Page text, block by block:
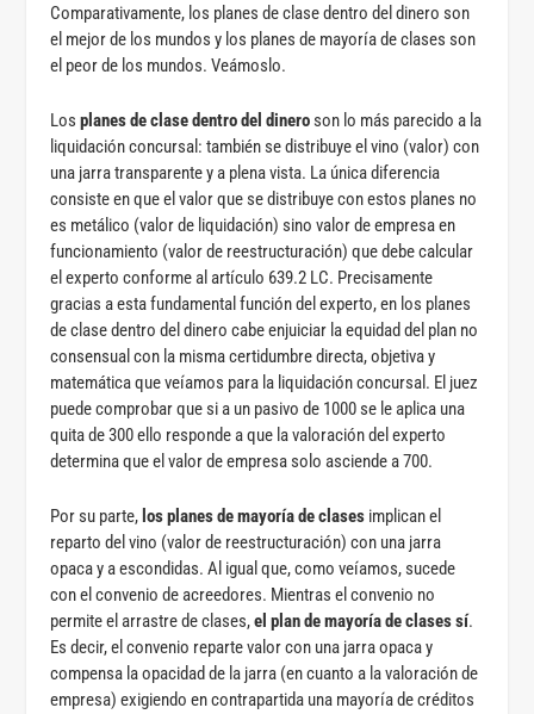
Comparativamente, los planes de clase dentro del dinero son
el mejor de los mundos y los planes de mayoría de clases son
el peor de los mundos. Veámoslo.
Losplanes de clase dentro del dineroson lo más parecido a la
liquidación concursal: también se distribuye el vino (valor) con
una jarra transparente y a plena vista. La única diferencia
consiste en que el valor que se distribuye con estos planes no
es metálico (valor de liquidación) sino valor de empresa en
funcionamiento (valor de reestructuración) que debe calcular
el experto conforme al artículo 639.2 LC. Precisamente
gracias a esta fundamental función del experto, en los planes
de clase dentro del dinero cabe enjuiciar la equidad del plan no
consensual con la misma certidumbre directa, objetiva y
matemática que veíamos para la liquidación concursal. El juez
puede comprobar que si a un pasivo de 1000 se le aplica una
quita de 300 ello responde a que la valoración del experto
determina que el valor de empresa solo asciende a 700.
Por su parte, los planes de mayoría de clases implican el
reparto del vino (valor de reestructuración) con una jarra
opaca y a escondidas. Al igual que, como veíamos, sucede
con el convenio de acreedores. Mientras el convenio no
permite el arrastre de clases,el plan de mayoría de clases sí.
Es decir, el convenio reparte valor con una jarra opaca y
compensa la opacidad de la jarra (en cuanto a la valoración de
empresa) exigiendo en contrapartida una mayoría de créditos